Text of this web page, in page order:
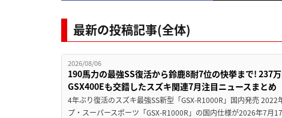
最新の投稿記事(全体)
2026/08/06
190馬力の最強SS復活から鈴鹿8耐7位の快挙まで! 237
GSX400Eも交錯したスズキ関連7月注目ニュースまとめ
4年ぶり復活のスズキ最強SS新型「GSX-R1000R」国内発売
プ・スーパースポーツ「GSX-R1000R」の国内仕様が2026年7月